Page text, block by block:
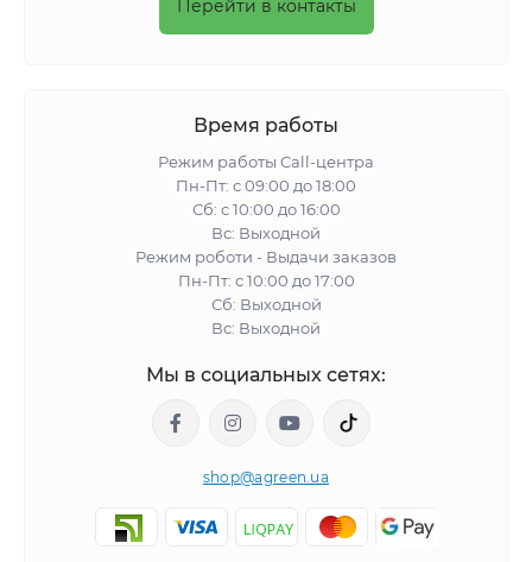
Перейти в контакты
Время работы
Режим работы Call-центра
Пн-Пт: с 09:00 до 18:00
Сб: с 10:00 до 16:00
Вс: Выходной
Режим роботи - Выдачи заказов
Пн-Пт: с 10:00 до 17:00
Сб: Выходной
Вс: Выходной
Мы в социальных сетях:
shop@agreen.ua